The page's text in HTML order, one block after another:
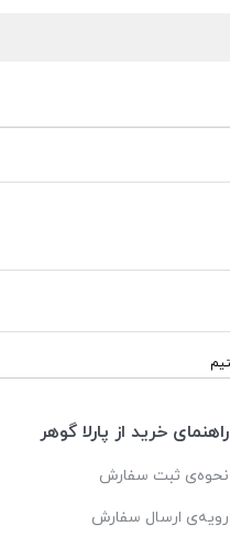
راهنمای خرید از پارلا گوهر
نحوه‌ی ثبت سفارش
رویه‌ی ارسال سفارش